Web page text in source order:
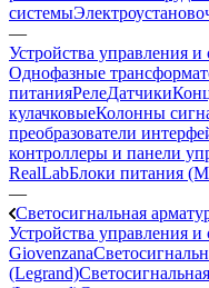
системы
—
Устройства управления и
Однофазные
питанияРелеДатчики
кулачковыеКолонны
преобразователи
контроллеры и панели
RealLabБлоки питания
—
Светосигнальная
Устройства управления и
Giovenzana
(Legrand)